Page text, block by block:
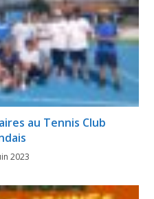
au Tennis Club
2023